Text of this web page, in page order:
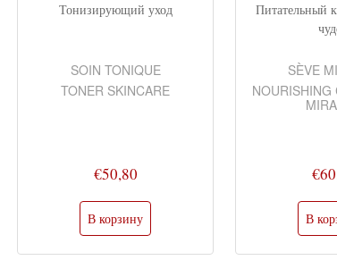
Тонизирующий уход
SOIN TONIQUE
TONER SKINCARE
€50,80
Питательный
SÈVE
NOURISHING